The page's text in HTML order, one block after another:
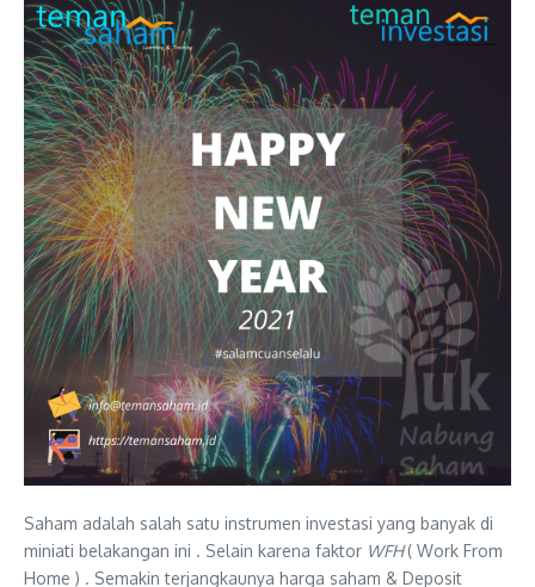
Saham adalah salah satu instrumen investasi yang banyak di
miniati belakangan ini . Selain karena faktor WFH( Work From
Home ) . Semakin terjangkaunya harga saham & Deposit